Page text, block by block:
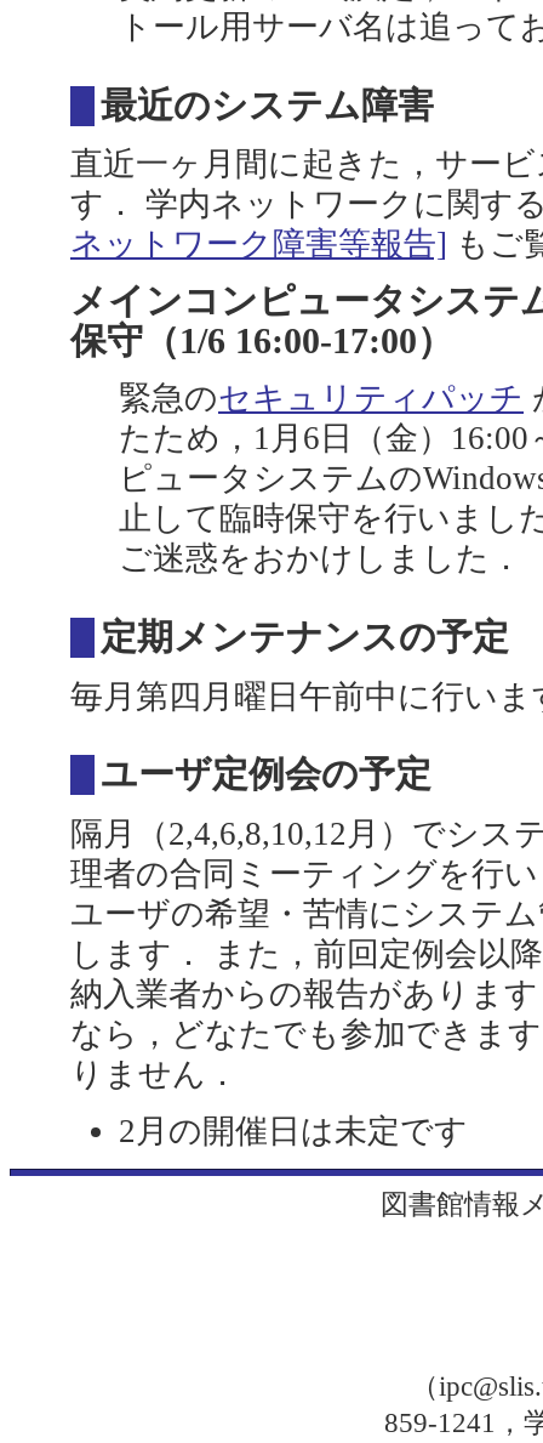
トール用サーバ名は追って
最近のシステム障害
直近一ヶ月間に起きた，サー
す． 学内ネットワークに関す
ネットワーク障害等報告] もご
メインコンピュータシステ
保守（1/6 16:00-17:00）
緊急のセキュリティパッチ
たため，1月6日（金）
ピュータシステムの
止して臨時保守を行いまし
ご迷惑をおかけしました．
定期メンテナンスの予定
毎月第四月曜日午前中に行い
ユーザ定例会の予定
隔月（2,4,6,8,10,12月）でシス
理者の合同ミーティングを行
ユーザの希望・苦情にシステ
します． また，前回定例会以
納入業者からの報告がありま
なら，どなたでも参加できま
りません．
2月の開催日は未定です
図書館情報
（
859-1241，